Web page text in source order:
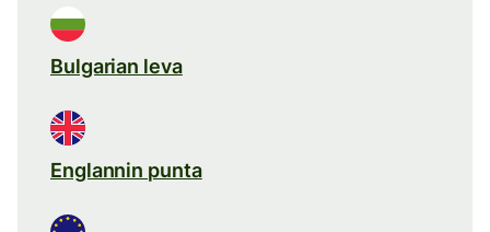
Bulgarian leva
Englannin punta